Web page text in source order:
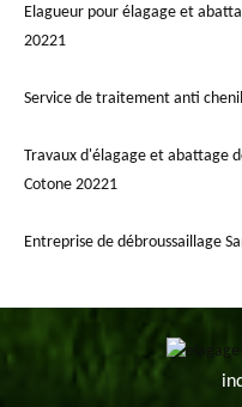
Elagueur pour élagage et
20221
Service de traitement anti
Travaux d'élagage et abattage
Cotone 20221
Entreprise de débroussaillage